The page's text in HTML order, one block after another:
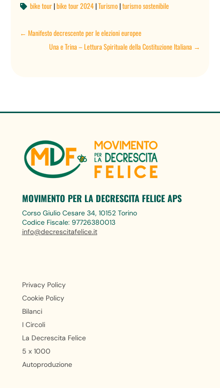
 bike tour|bike tour 2024|Turismo|turismo sostenibile
←Manifesto decrescente per le elezioni europee
Una e Trina – Lettura Spirituale della Costituzione Italiana→
MOVIMENTO PER LA DECRESCITA FELICE APS
Corso Giulio Cesare 34, 10152 Torino
Codice Fiscale: 97726380013
info@decrescitafelice.it
Privacy Policy
Cookie Policy
Bilanci
I Circoli
La Decrescita Felice
5 x 1000
Autoproduzione